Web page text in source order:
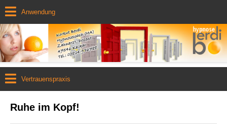
Anwendung
Vertrauenspraxis
Ruhe im Kopf!